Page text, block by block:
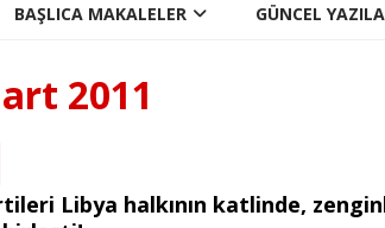
BAŞLICA MAKALELER GÜNCEL
2011
Libya halkının katlinde,